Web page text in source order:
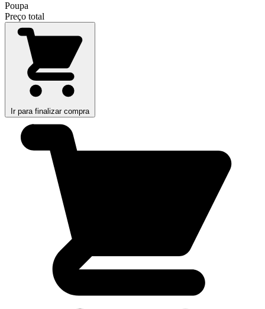
Poupa
Preço total
Ir para finalizar compra